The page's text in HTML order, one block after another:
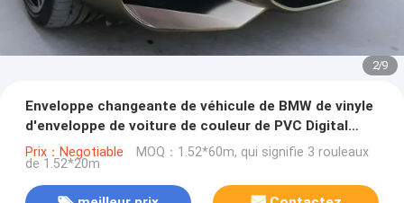
2/9
Enveloppe changeante de véhicule de BMW de vinyle
d'enveloppe de voiture de couleur de PVC Digital
d'ange de nuit
Prix：Negotiable MOQ：1.52*60m, qui signifie 3 rouleaux
de 1.52*20m